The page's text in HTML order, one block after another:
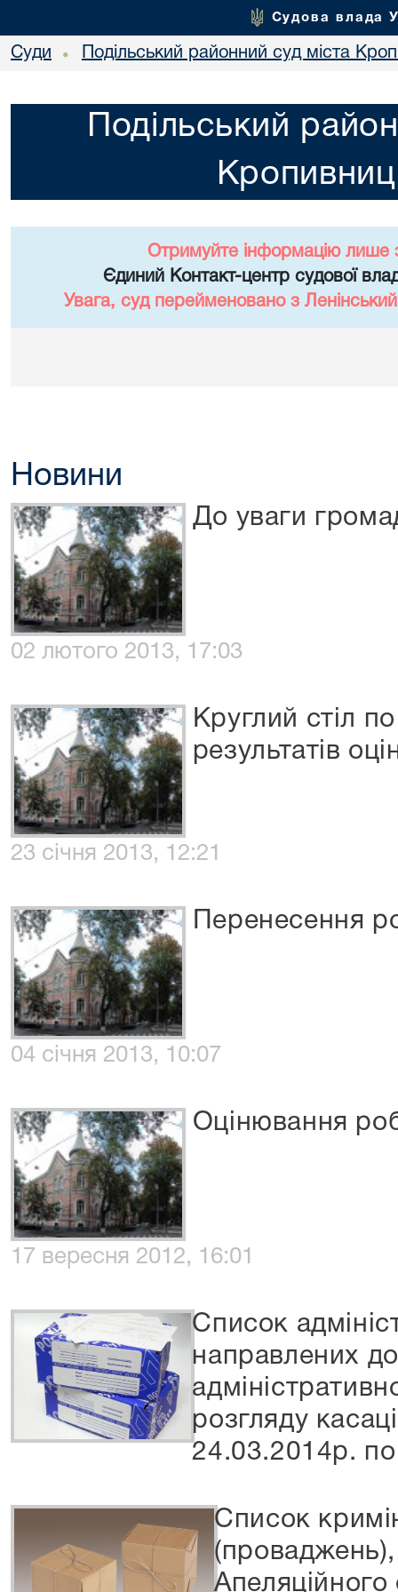
Судова влада
Суди • Подільський районний суд міста
Подільський
Отримуйте інформацію лише
Єдиний Контакт-центр судової
Увага, суд перейменовано з
Новини
До уваги
02 лютого 2013, 17:03
Круглий стіл
результатів
23 січня 2013, 12:21
Перенесення
04 січня 2013, 10:07
Оцінювання
17 вересня 2012, 16:01
Список
направлених
розгляду
24.03.2014р.
Список
Апеляційного